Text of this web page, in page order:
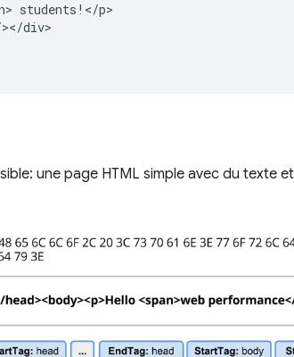
students!</p>
div>
une page HTML simple avec du texte